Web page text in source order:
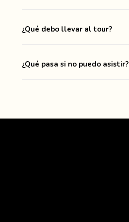
¿Qué debo llevar al tour?
¿Qué pasa si no puedo asistir?